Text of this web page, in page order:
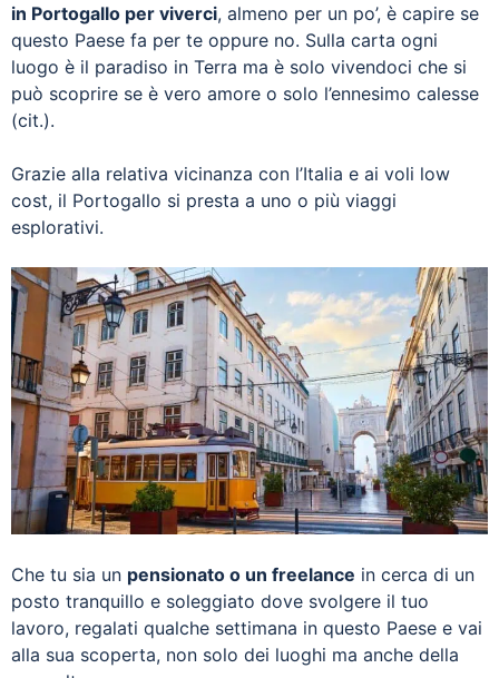
in Portogallo per viverci, almeno per un po’, è capire se
questo Paese fa per te oppure no. Sulla carta ogni
luogo è il paradiso in Terra ma è solo vivendoci che si
può scoprire se è vero amore o solo l’ennesimo calesse
(cit.).
Grazie alla relativa vicinanza con l’Italia e ai voli low
cost, il Portogallo si presta a uno o più viaggi
esplorativi.
Che tu sia un pensionato o un freelance in cerca di un
posto tranquillo e soleggiato dove svolgere il tuo
lavoro, regalati qualche settimana in questo Paese e vai
alla sua scoperta, non solo dei luoghi ma anche della